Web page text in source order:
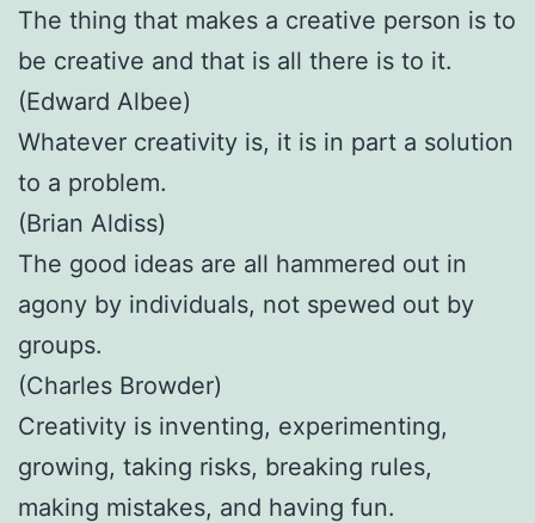
The thing that makes a creative person is to
be creative and that is all there is to it.
(Edward Albee)
Whatever creativity is, it is in part a solution
to a problem.
(Brian Aldiss)
The good ideas are all hammered out in
agony by individuals, not spewed out by
groups.
(Charles Browder)
Creativity is inventing, experimenting,
growing, taking risks, breaking rules,
making mistakes, and having fun.